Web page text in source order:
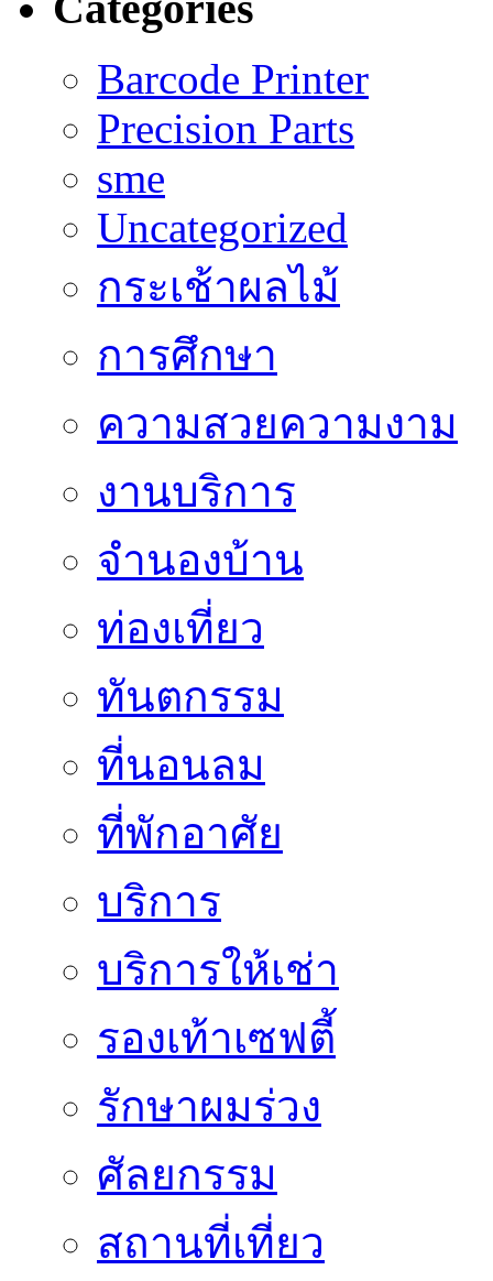
Barcode Printer
Precision Parts
sme
Uncategorized
กระเช้าผลไม้
การศึกษา
ความสวยความงาม
งานบริการ
จำนองบ้าน
ท่องเที่ยว
ทันตกรรม
ที่นอนลม
ที่พักอาศัย
บริการ
บริการให้เช่า
รองเท้าเซฟตี้
รักษาผมร่วง
ศัลยกรรม
สถานที่เที่ยว